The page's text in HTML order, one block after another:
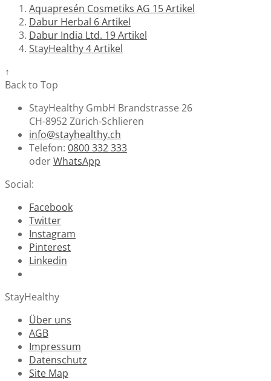
Aquapresén Cosmetiks AG 15Artikel
Dabur Herbal 6Artikel
Dabur India Ltd. 19Artikel
StayHealthy4Artikel
↑
Back to Top
StayHealthy GmbH Brandstrasse 26
CH-8952 Zürich-Schlieren
info@stayhealthy.ch
Telefon: 0800 332 333
oderWhatsApp
Social:
Facebook
Twitter
Instagram
Pinterest
Linkedin
StayHealthy
Über uns
AGB
Impressum
Datenschutz
Site Map